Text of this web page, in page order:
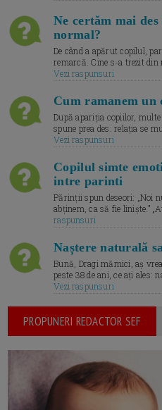
Ne certăm mai
normal?
De când a apărut copilul,
remarcă. Cine s-a trezit
Vezi raspunsuri
Cum ramanem
După apariția copiilor,
spune prea des: relația se
Vezi raspunsuri
Copilul simte
intre parinti
Părinții spun deseori: „Noi
abținem, ca să fie liniște.”
raspunsuri
Naștere naturală
Bună, Dragi mămici, aș
peste 38 de ani, ce ați ales:
Vezi raspunsuri
PROPUNERI REDACTOR SEF